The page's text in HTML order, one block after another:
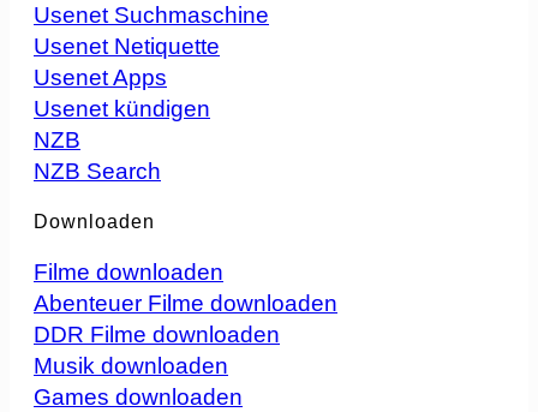
Usenet Suchmaschine
Usenet Netiquette
Usenet Apps
Usenet kündigen
NZB
NZB Search
Downloaden
Filme downloaden
Abenteuer Filme downloaden
DDR Filme downloaden
Musik downloaden
Games downloaden